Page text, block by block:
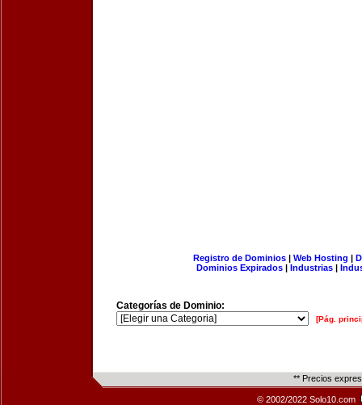
Registro de Dominios| Web Hosting |
Dominios Expirados | Industrias |
Categorías de Dominio:
[Pág.
** Precios
© 2002/2022 Solo10.com